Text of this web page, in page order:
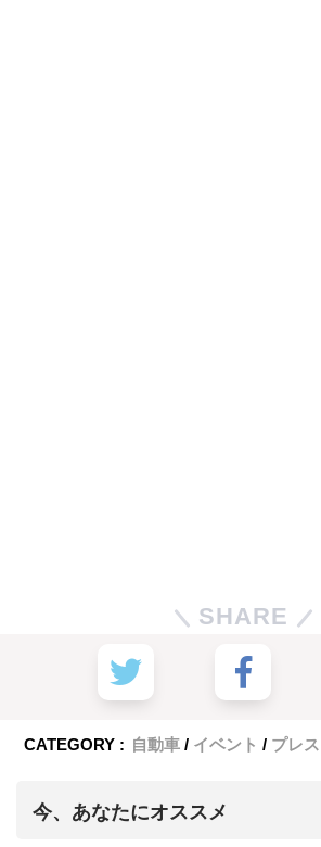
SHARE
CATEGORY : 自動車 イベント プレ
今、あなたにオススメ